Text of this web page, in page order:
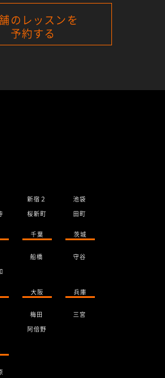
のレッスンを
予約する
新宿２
池袋
桜新町 田町
千葉 茨城
船橋
守谷
大阪 兵庫
梅田
三宮
阿倍野